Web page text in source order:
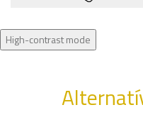
High-contrast mode